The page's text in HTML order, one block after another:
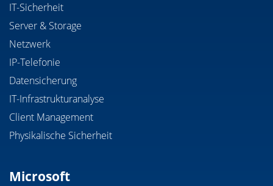
IT-Sicherheit
Server & Storage
Netzwerk
IP-Telefonie
Datensicherung
IT-Infrastrukturanalyse
Client Management
Physikalische Sicherheit
Microsoft